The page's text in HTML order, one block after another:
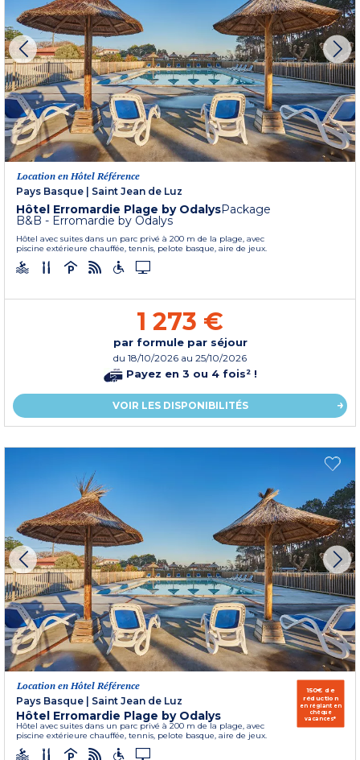
Location en Hôtel Référence
Pays Basque | Saint Jean de Luz
Hôtel Erromardie Plage by OdalysPackage
B&B - Erromardie by Odalys
Hôtel avec suites dans un parc privé à 200 m de la plage, avec
piscine extérieure chauffée, tennis, pelote basque, aire de jeux.
1 273 €
par formule par séjour
du 18/10/2026 au 25/10/2026
Payez en 3 ou 4 fois² !
VOIR LES DISPONIBILITÉS
Location en Hôtel Référence
Pays Basque | Saint Jean de Luz
Hôtel Erromardie Plage by Odalys
Hôtel avec suites dans un parc privé à 200 m de la plage, avec
piscine extérieure chauffée, tennis, pelote basque, aire de jeux.
150€ de
réduction
en réglant en
chèque
vacances*